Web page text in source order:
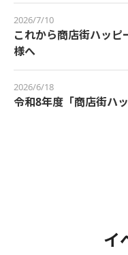
2026/7/10
これから商店街ハッ
様へ
2026/6/18
令和8年度「商店街ハ
イ